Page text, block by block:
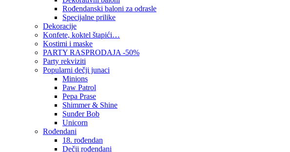
Rođendanski baloni za odrasle
Specijalne prilike
Dekoracije
Konfete, koktel štapići…
Kostimi i maske
PARTY RASPRODAJA -50%
Party rekviziti
Popularni dečji junaci
Minions
Paw Patrol
Pepa Prase
Shimmer & Shine
Sunđer Bob
Unicorn
Rođendani
18. rođendan
Dečji rođendani